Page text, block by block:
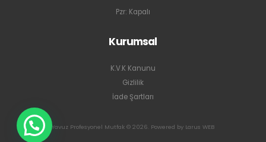
Pzr: Kapalı
Kurumsal
K.V.K Kanunu
Gizlilik
İade Şartları
Yavuz Profesyonel Mutfak © 2026. Powered by Larus WEB